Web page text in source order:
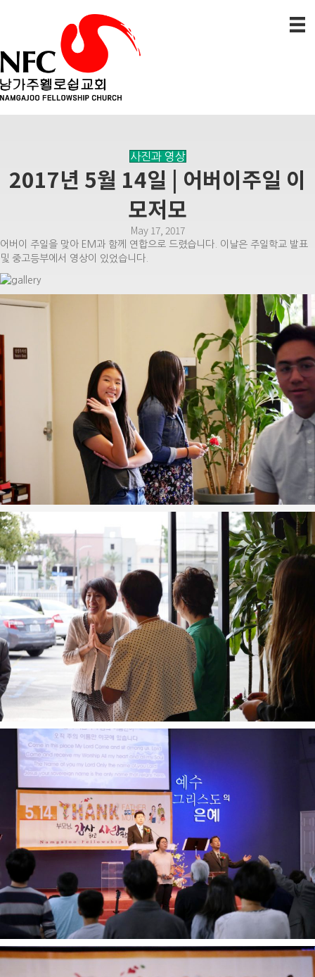
사진과 영상
2017년 5월 14일 | 어버이주일 이
모저모
May 17, 2017
어버이 주일을 맞아 EM과 함께 연합으로 드렸습니다. 이날은 주일학교 발표
및 중고등부에서 영상이 있었습니다.